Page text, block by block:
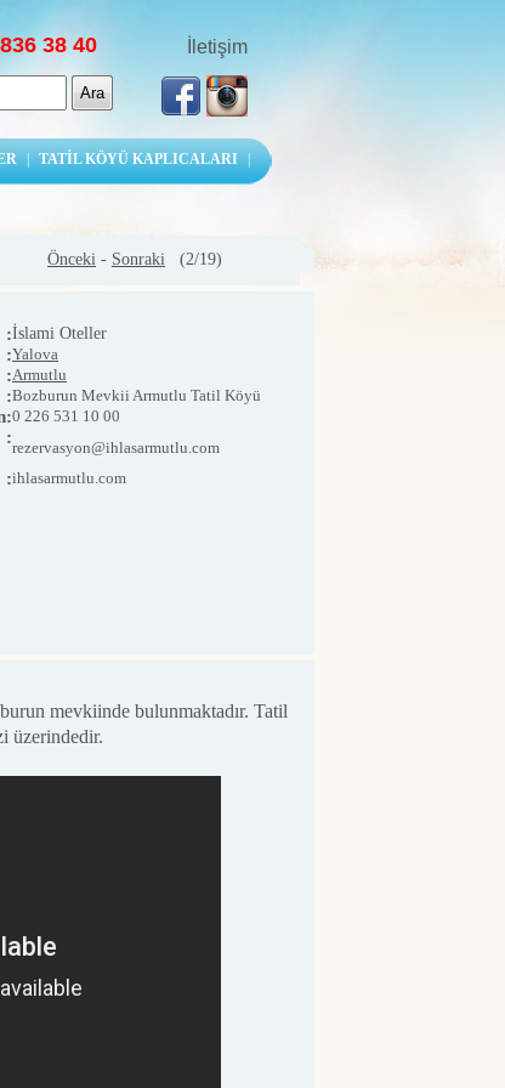
38 40 İletişim
| TATİL KÖYÜ KAPLICALARI |
Önceki - Sonraki (2/19)
:İslami Oteller
:Yalova
:Armutlu
:Bozburun Mevkii Armutlu Tatil Köyü
:0 226 531 10 00
:
rezervasyon@ihlasarmutlu.com
:ihlasarmutlu.com
mevkiinde bulunmaktadır. Tatil
m2'lik bir arazi üzerindedir.